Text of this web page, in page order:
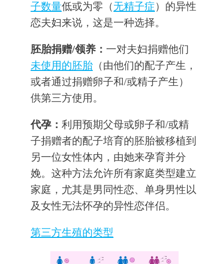
子数量低或为零（无精子症）的异性
恋夫妇来说，这是一种选择。
胚胎捐赠/领养： 一对夫妇捐赠他们
未使用的胚胎 （由他们的配子产生，
或者通过捐赠卵子和/或精子产生）
供第三方使用。
代孕： 利用预期父母或卵子和/或精
子捐赠者的配子培育的胚胎被移植到
另一位女性体内，由她来孕育并分
娩。这种方法允许所有家庭类型建立
家庭，尤其是男同性恋、单身男性以
及女性无法怀孕的异性恋伴侣。
第三方生殖的类型